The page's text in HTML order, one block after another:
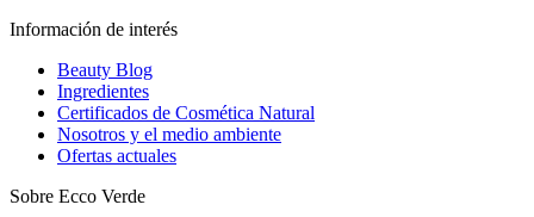
Información de interés
Beauty Blog
Ingredientes
Certificados de Cosmética Natural
Nosotros y el medio ambiente
Ofertas actuales
Sobre Ecco Verde